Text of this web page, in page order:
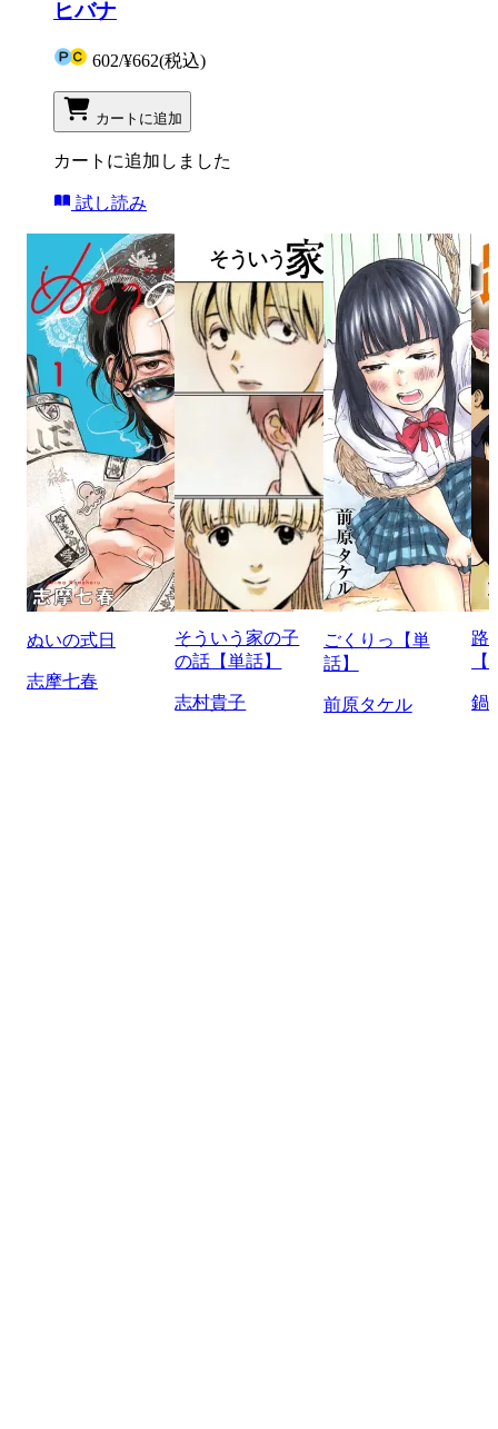
ヒバナ
602/¥662(税込)
カートに追加
カートに追加しました
試し読み
ぬいの式日
志摩七春
そういう家の子
の話【単話】
志村貴子
ごくりっ【単
話】
前原タケル
路
鍋